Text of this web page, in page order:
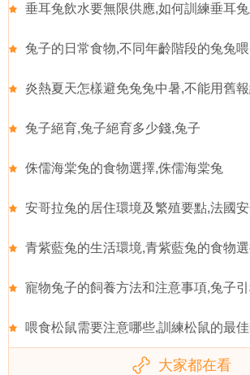
垂耳兔飲水要無限供應,如何訓練垂耳
兔子的日常食物,不同年齡階段的兔兔
炎熱夏天怎樣避免兔兔中暑,不能用舊
兔子絕育,兔子絕育多少錢,兔子
侏儒海棠兔的食物選擇,侏儒海棠兔
安哥拉兔的居住環境及繁殖要點,法國
青紫藍兔的生活環境,青紫藍兔的食物
寵物兔子的飼養方法和注意事項,兔子
喂食松鼠需要注意哪些,訓練松鼠的最
大家都在看